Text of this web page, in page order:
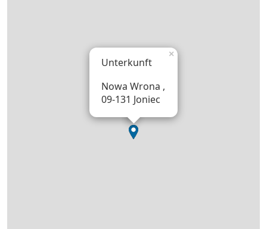
Unterkunft
Nowa Wrona ,
09-131 Joniec
×